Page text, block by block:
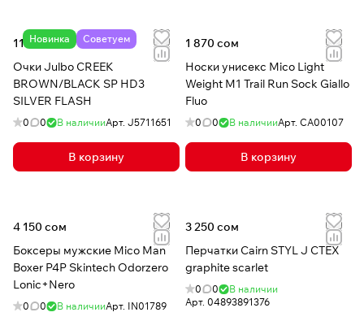
Новинка Советуем
11 370 сом
Очки Julbo CREEK
BROWN/BLACK SP HD3
SILVER FLASH
0 0 В наличииАрт. J5711651
В корзину
1 870 сом
Носки унисекс Mico Light
Weight M1 Trail Run Sock Giallo
Fluo
0 0 В наличииАрт. CA00107
В корзину
4 150 сом
Боксеры мужские Mico Man
Boxer P4P Skintech Odorzero
Lonic+Nero
0 0 В наличииАрт. IN01789
3 250 сом
Перчатки Cairn STYL J CTEX
graphite scarlet
0 0
В наличии
Арт. 04893891376